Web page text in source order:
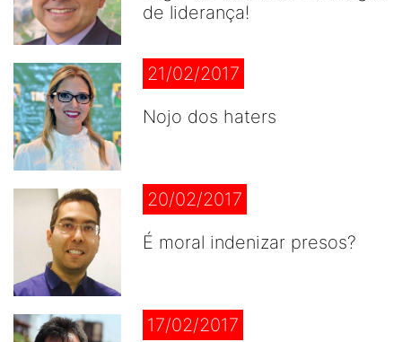
de liderança!
21/02/2017
Nojo dos haters
20/02/2017
É moral indenizar presos?
17/02/2017